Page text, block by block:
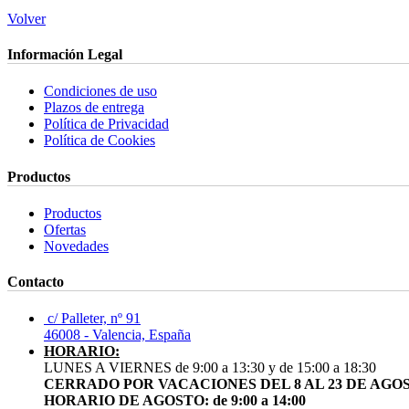
Volver
Información Legal
Condiciones de uso
Plazos de entrega
Política de Privacidad
Política de Cookies
Productos
Productos
Ofertas
Novedades
Contacto
c/ Palleter, nº 91
46008 - Valencia, España
HORARIO:
LUNES A VIERNES de 9:00 a 13:30 y de 15:00 a 18:30
CERRADO POR VACACIONES DEL 8 AL 23 DE
HORARIO DE AGOSTO: de 9:00 a 14:00